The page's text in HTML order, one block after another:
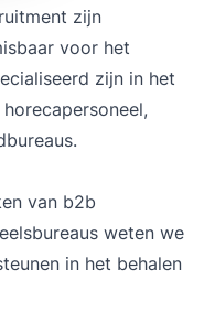
zijn
voor het
zijn in het
van b2b
weten we
in het behalen